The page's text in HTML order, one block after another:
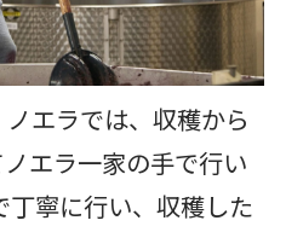
エラでは、収穫から
エラ一家の手で行い
丁寧に行い、収穫した